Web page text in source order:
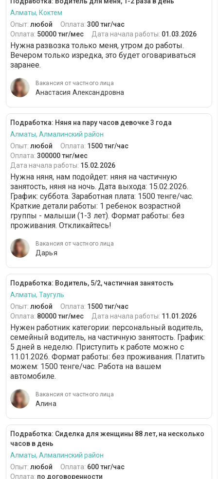
Алматы, Коктем
Опыт: любой Оплата: 300 тнг/час
Оплата: 50000 тнг/мес Дата начала работы: 01.03.2026
Нужна развозка только меня, утром до работы.
Вечером только изредка, это будет оговариваться
заранее.
Вакансия от частного лица
Анастасия Александровна
Подработка: Няня на пару часов девочке 3 года
Алматы, Алмалинский район
Опыт: любой Оплата: 1500 тнг/час
Оплата: 300000 тнг/мес
Дата начала работы: 15.02.2026
Нужна няня, нам подойдет: няня на частичную
занятость, няня на ночь. Дата выхода: 15.02.2026.
График: суббота. Заработная плата: 1500 тенге/час.
Краткие детали работы: 1 ребенок возрастной
группы - малыши (1-3 лет). Формат работы: без
проживания. Откликайтесь!
Вакансия от частного лица
Дарья
Подработка: Водитель, 5/2, частичная занятость
Алматы, Таугуль
Опыт: любой Оплата: 1500 тнг/час
Оплата: 80000 тнг/мес Дата начала работы: 11.01.2026
Нужен работник категории: персональный водитель,
семейный водитель, на частичную занятость. График:
5 дней в неделю. Приступить к работе можно c
11.01.2026. Формат работы: без проживания. Платить
можем: 1500 тенге/час. Работа на вашем
автомобиле.
Вакансия от частного лица
Алина
Подработка: Сиделка для женщины 88 лет, на несколько
часов в день
Алматы, Алмалинский район
Опыт: любой Оплата: 600 тнг/час
Оплата: по договоренности